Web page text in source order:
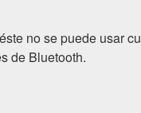
no se puede usar
de Bluetooth.